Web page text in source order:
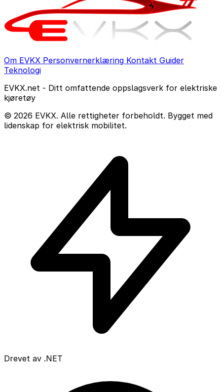
Om EVKX Personvernerklæring Kontakt Guider
Teknologi
EVKX.net - Ditt omfattende oppslagsverk for elektriske
kjøretøy
© 2026 EVKX. Alle rettigheter forbeholdt. Bygget med
lidenskap for elektrisk mobilitet.
Drevet av .NET